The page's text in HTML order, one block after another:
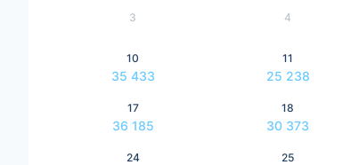
3 4
10
35 433
11
25 238
17
36 185
18
30 373
24 25